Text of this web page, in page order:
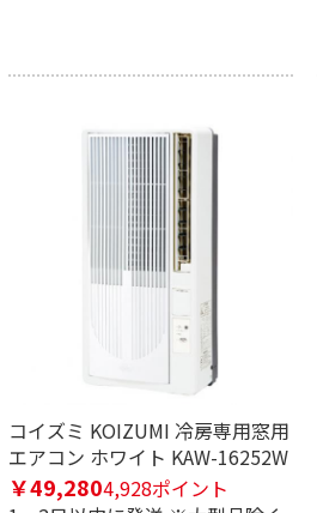
コイズミ KOIZUMI 冷房専用窓用
エアコン ホワイト KAW-16252W
￥49,2804,928ポイント